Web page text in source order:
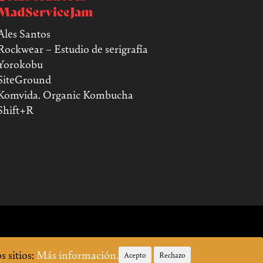
Santos
– Estudio de serigrafía
Organic Kombucha
sitios: Más información. Acepto Rechazo